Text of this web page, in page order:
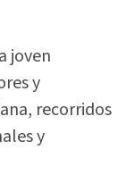
joven
y
recorridos
y